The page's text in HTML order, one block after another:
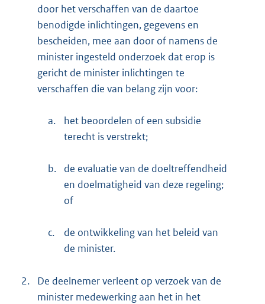
door het verschaffen van de daartoe
benodigde inlichtingen, gegevens en
bescheiden, mee aan door of namens de
minister ingesteld onderzoek dat erop is
gericht de minister inlichtingen te
verschaffen die van belang zijn voor:
a.
het beoordelen of een subsidie
terecht is verstrekt;
b.
de evaluatie van de doeltreffendheid
en doelmatigheid van deze regeling;
of
c.
de ontwikkeling van het beleid van
de minister.
2.
De deelnemer verleent op verzoek van de
minister medewerking aan het in het